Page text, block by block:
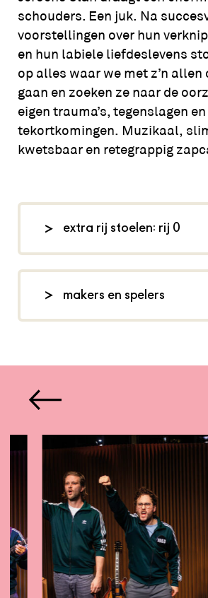
schouders. Een juk. Na
voorstellingen over hun
en hun labiele liefdeslevens
op alles waar we met z’n allen
gaan en zoeken ze naar de
eigen trauma’s, tegenslagen en
tekortkomingen. Muzikaal,
kwetsbaar en retegrappig
extra rij stoelen: rij 0
die voor de tribune wordt
Leeshiermeer over wat
makers en spelers
Poorter, headerfoto: Anne